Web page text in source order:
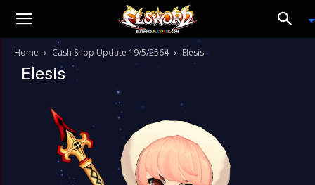
Home Cash Shop Update 19/5/2564 Elesis
Elesis